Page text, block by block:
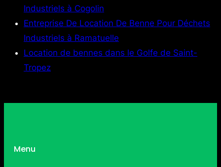
Industriels à Cogolin
Entreprise De Location De Benne Pour Déchets
Industriels à Ramatuelle
Location de bennes dans le Golfe de Saint-
Tropez
Menu